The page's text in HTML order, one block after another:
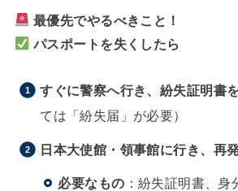
最優先でやるべきこと！
パスポートを失くしたら
すぐに警察へ行き、紛失証明書
ては「紛失届」が必要）
日本大使館・領事館に行き、再
必要なもの ：紛失証明書、